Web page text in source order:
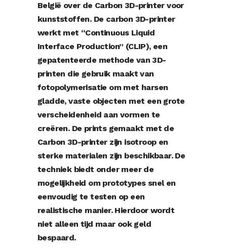
België over de Carbon 3D-printer voor
kunststoffen. De carbon 3D-printer
werkt met “Continuous Liquid
Interface Production” (CLIP), een
gepatenteerde methode van 3D-
printen die gebruik maakt van
fotopolymerisatie om met harsen
gladde, vaste objecten met een grote
verscheidenheid aan vormen te
creëren. De prints gemaakt met de
Carbon 3D-printer zijn isotroop en
sterke materialen zijn beschikbaar. De
techniek biedt onder meer de
mogelijkheid om prototypes snel en
eenvoudig te testen op een
realistische manier. Hierdoor wordt
niet alleen tijd maar ook geld
bespaard.